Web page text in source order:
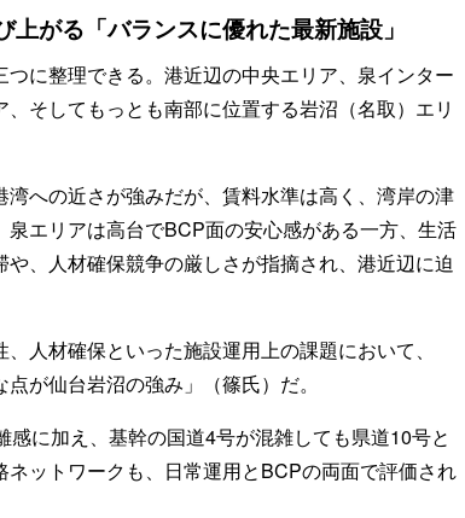
がる「バランスに優れた最新施設」
に整理できる。港近辺の中央エリア、泉インター
そしてもっとも南部に位置する岩沼（名取）エリ
への近さが強みだが、賃料水準は高く、湾岸の津
エリアは高台でBCP面の安心感がある一方、生活
、人材確保競争の厳しさが指摘され、港近辺に迫
人材確保といった施設運用上の課題において、
が仙台岩沼の強み」（篠氏）だ。
に加え、基幹の国道4号が混雑しても県道10号と
ットワークも、日常運用とBCPの両面で評価され